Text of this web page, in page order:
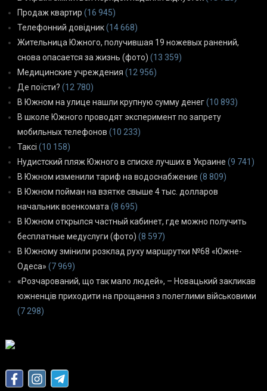
Продаж квартир (16 945)
Телефонний довідник(14 668)
Жительница Южного, получившая 19 ножевых ранений,
снова опасается за жизнь (фото) (13 359)
Медицинские учреждения (12 956)
Де поїсти? (12 780)
В Южном на улице нашли крупную сумму денег(10 893)
В школе Южного проводят эксперимент по запрету
мобильных телефонов (10 233)
Таксі (10 158)
Нудистский пляж Южного в списке лучших в Украине (9 741)
В Южном изменили тариф на водоснабжение (8 809)
В Южном пойман на взятке свыше 4 тыс. долларов
начальник военкомата (8 695)
В Южном открылся частный кабинет, где можно получить
бесплатные медуслуги (фото) (8 597)
В Южному змінили розклад руху маршрутки №68 «Южне-
Одеса» (7 969)
«Розчарований, що так мало людей», – Новацький закликав
южненців приходити на прощання з полеглими військовими
(7 298)